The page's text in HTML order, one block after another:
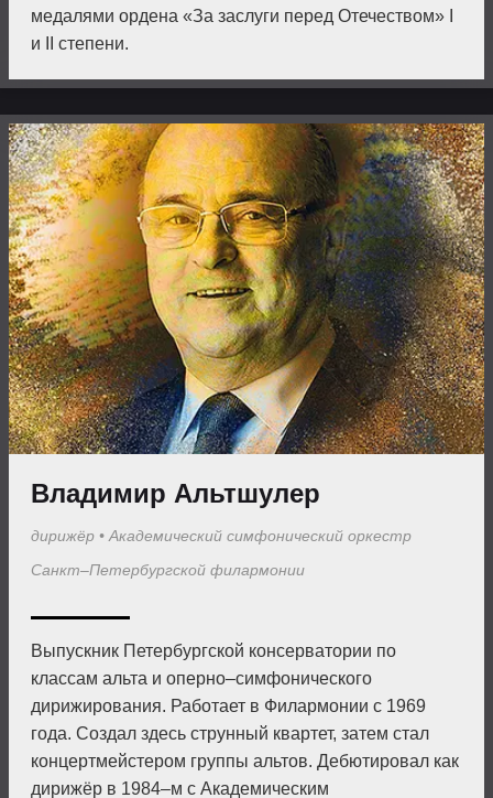
медалями ордена «За заслуги перед Отечеством» I
и II степени.
Владимир Альтшулер
дирижёр •Академический симфонический оркестр
Санкт–Петербургской филармонии
Выпускник Петербургской консерватории по
классам альта и оперно–симфонического
дирижирования. Работает в Филармонии с 1969
года. Создал здесь струнный квартет, затем стал
концертмейстером группы альтов. Дебютировал как
дирижёр в 1984–м с Академическим